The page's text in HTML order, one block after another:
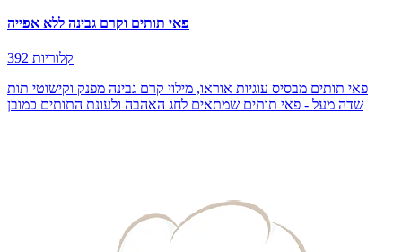
פאי תותים וקרם גבינה ללא אפייה
392 קלוריות
פאי תותים מבסיס עוגיות אוראו, מילוי קרם גבינה מפנק וקישוטי תות
שדה מעל - פאי תותים שמתאים לחג האהבה ולעונת התותים כמובן